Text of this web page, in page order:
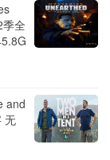
全
and
无